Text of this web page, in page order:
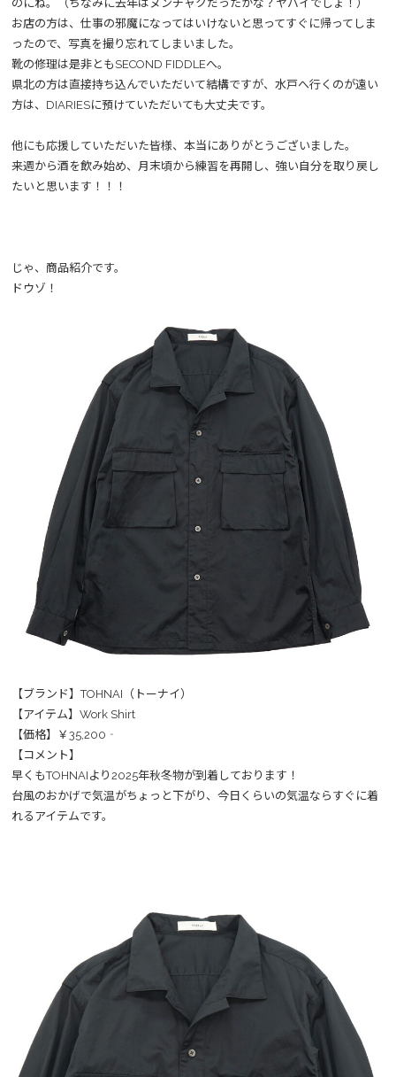
のにね。（ちなみに去年はヌンチャクだったかな？ヤバイでしょ！）
お店の方は、仕事の邪魔になってはいけないと思ってすぐに帰ってしま
ったので、写真を撮り忘れてしまいました。
靴の修理は是非ともSECOND FIDDLEへ。
県北の方は直接持ち込んでいただいて結構ですが、水戸へ行くのが遠い
方は、DIARIESに預けていただいても大丈夫です。
他にも応援していただいた皆様、本当にありがとうございました。
来週から酒を飲み始め、月末頃から練習を再開し、強い自分を取り戻し
たいと思います！！！
じゃ、商品紹介です。
ドウゾ！
【ブランド】TOHNAI（トーナイ）
【アイテム】Work Shirt
【価格】￥35,200‐
【コメント】
早くもTOHNAIより2025年秋冬物が到着しております！
台風のおかげで気温がちょっと下がり、今日くらいの気温ならすぐに着
れるアイテムです。